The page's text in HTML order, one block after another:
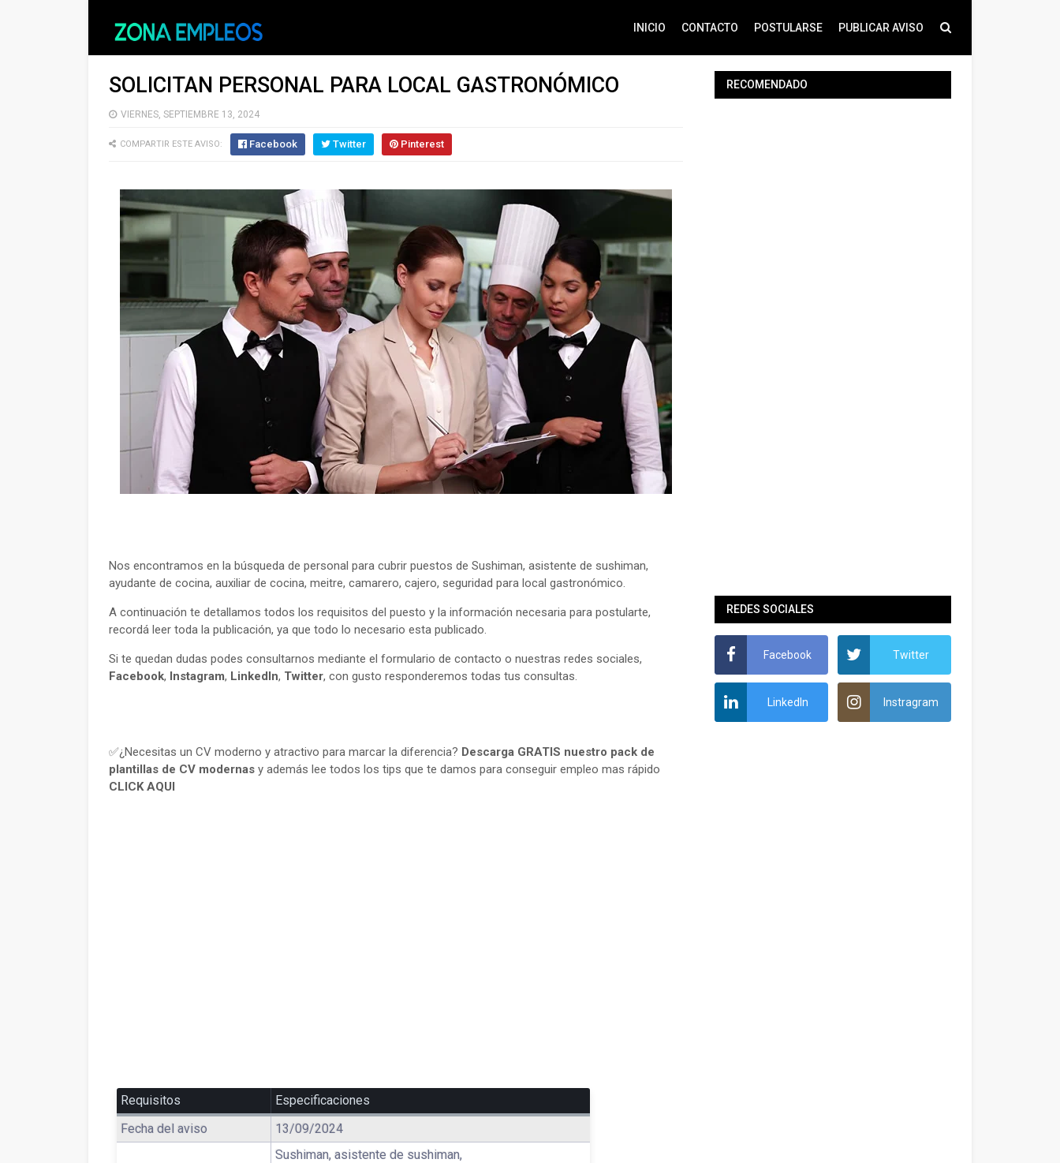
INICIO CONTACTO POSTULARSE PUBLICAR AVISO
SOLICITAN PERSONAL PARA LOCAL GASTRONÓMICO
VIERNES, SEPTIEMBRE 13, 2024
COMPARTIR ESTE AVISO: Facebook Twitter Pinterest
Nos encontramos en la búsqueda de personal para cubrir puestos de Sushiman, asistente de sushiman,
ayudante de cocina, auxiliar de cocina, meitre, camarero, cajero, seguridad para local gastronómico.
A continuación te detallamos todos los requisitos del puesto y la información necesaria para postularte,
recordá leer toda la publicación, ya que todo lo necesario esta publicado.
Si te quedan dudas podes consultarnos mediante el formulario de contacto o nuestras redes sociales,
Facebook, Instagram, LinkedIn, Twitter, con gusto responderemos todas tus consultas.
✅¿Necesitas un CV moderno y atractivo para marcar la diferencia? Descarga GRATIS nuestro pack de
plantillas de CV modernas y además lee todos los tips que te damos para conseguir empleo mas rápido
CLICK AQUI
Requisitos
Especificaciones
Fecha del aviso
13/09/2024
Sushiman, asistente de sushiman,
RECOMENDADO
REDES SOCIALES
Facebook Twitter
LinkedIn Instragram